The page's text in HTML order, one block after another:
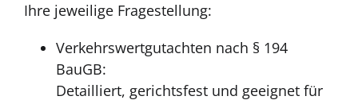
Ihre jeweilige Fragestellung:
Verkehrswertgutachten nach § 194
BauGB:
Detailliert, gerichtsfest und geeignet für